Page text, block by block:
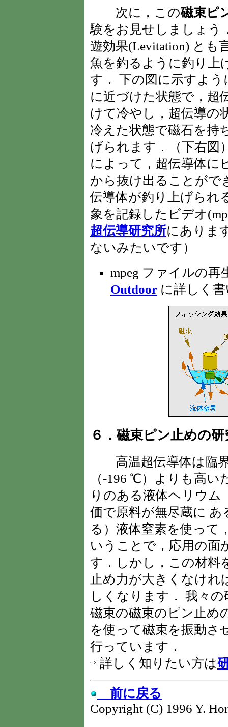
次に，この磁束ピ
験をお見せしましょう
遊効果(Levitation) とも
魚を釣るように釣り上
す． 下の図に示すよ
に近づけた状態で，超
けて冷やし，超伝導の
冷えた状態で磁石を持
げられます．（下右図
によって，超伝導体に
から抜け出ることがで
伝導体が釣り上げられ
象を記録したビデオ
超伝導研究所にありま
ないみたいです）
mpeg ファイルの再
Outdoor に詳しく
６．磁束ピン止めの研
高温超伝導体は臨界
（-196 ℃）よりも高
りのある液体ヘリウ
価で原料が無尽蔵に
る）液体窒素を使って
いうことで，応用の面
す．しかし，この材料
止め力が大きくなけれ
しくなります． 我々
磁束の磁束のピン止め
を使って磁束を振動さ
行っています．
⇨ 詳しく知りたい方は
前に戻る
Copyright (C) 1996 Y.